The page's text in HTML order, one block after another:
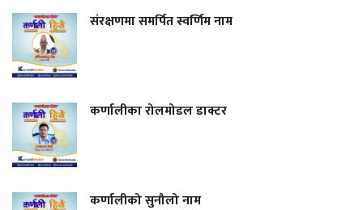
संरक्षणमा समर्पित स्वर्णिम नाम
कर्णालीका रोलमोडल डाक्टर
कर्णालीको सुनौलो नाम